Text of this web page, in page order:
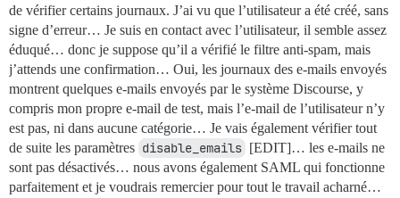
de vérifier certains journaux. J’ai vu que l’utilisateur a été créé, sans
signe d’erreur… Je suis en contact avec l’utilisateur, il semble assez
éduqué… donc je suppose qu’il a vérifié le filtre anti-spam, mais
j’attends une confirmation… Oui, les journaux des e-mails envoyés
montrent quelques e-mails envoyés par le système Discourse, y
compris mon propre e-mail de test, mais l’e-mail de l’utilisateur n’y
est pas, ni dans aucune catégorie… Je vais également vérifier tout
de suite les paramètres disable_emails [EDIT]… les e-mails ne
sont pas désactivés… nous avons également SAML qui fonctionne
parfaitement et je voudrais remercier pour tout le travail acharné…